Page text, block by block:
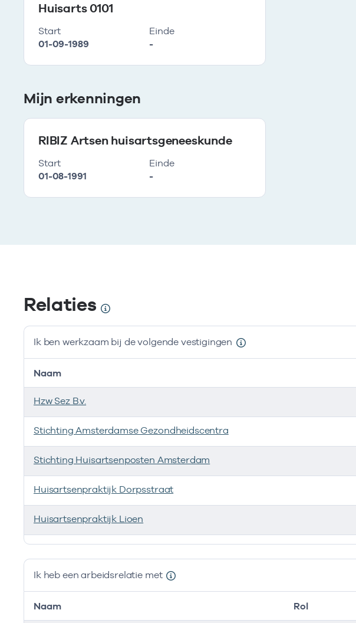
Huisarts 0101
Start
01-09-1989
Einde
-
Mijn erkenningen
RIBIZ Artsen huisartsgeneeskunde
Start
01-08-1991
Einde
-
Relaties
Ik ben werkzaam bij de volgende vestigingen
Ik ben werkzaam bij de volgende vestigingen
Naam
Hzw Sez B.v.
Stichting Amsterdamse Gezondheidscentra
Stichting Huisartsenposten Amsterdam
Huisartsenpraktijk Dorpsstraat
Huisartsenpraktijk Lioen
Ik heb een arbeidsrelatie met
Naam Rol